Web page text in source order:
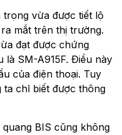
trọng vừa được tiết lộ
mắt trên thị trường.
đạt được chứng
là SM-A915F. Điều này
của điện thoại. Tuy
ta chỉ biết được thông
BIS cũng không